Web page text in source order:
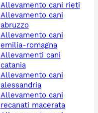
allevamento cani rieti
allevamento cani
abruzzo
allevamento cani
emilia-romagna
allevamenti cani
catania
allevamento cani
alessandria
allevamento cani
recanati macerata